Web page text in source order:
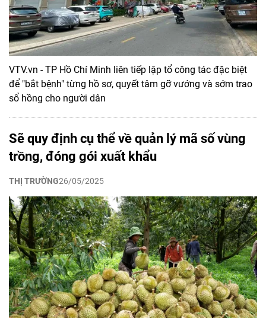
VTV.vn - TP Hồ Chí Minh liên tiếp lập tổ công tác đặc biệt
để "bắt bệnh" từng hồ sơ, quyết tâm gỡ vướng và sớm trao
sổ hồng cho người dân
Sẽ quy định cụ thể về quản lý mã số vùng
trồng, đóng gói xuất khẩu
THỊ TRƯỜNG26/05/2025